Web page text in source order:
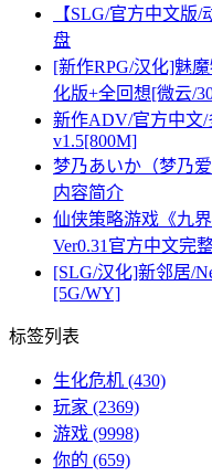
【SLG/官方中文版
盘
[新作RPG/汉化]魅
化版+全回想[微云/
新作ADV/官方中文
v1.5[800M]
梦乃あいか（梦乃
内容简介
仙侠策略游戏《九界
Ver0.31官方中文完
[SLG/汉化]新邻居/
[5G/WY]
标签列表
生化危机 (430)
玩家 (2369)
游戏 (9998)
你的 (659)